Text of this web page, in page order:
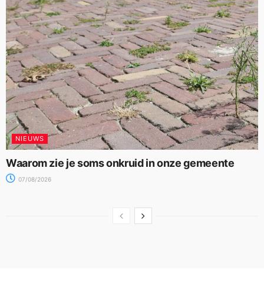
NIEUWS
Waarom zie je soms onkruid in onze gemeente
07/08/2026